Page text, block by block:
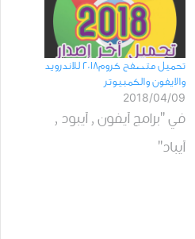
تحميل متصفح كروم2018 للاندرويد
والايفون والكمبيوتر
2018/04/09
في "برامج آيفون , آيبود ,
آيباد"